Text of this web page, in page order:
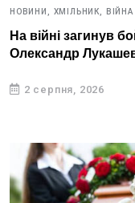
НОВИНИ, ХМІЛЬНИК, ВІЙНА
На війні загинув
Олександр
2 серпня, 2026